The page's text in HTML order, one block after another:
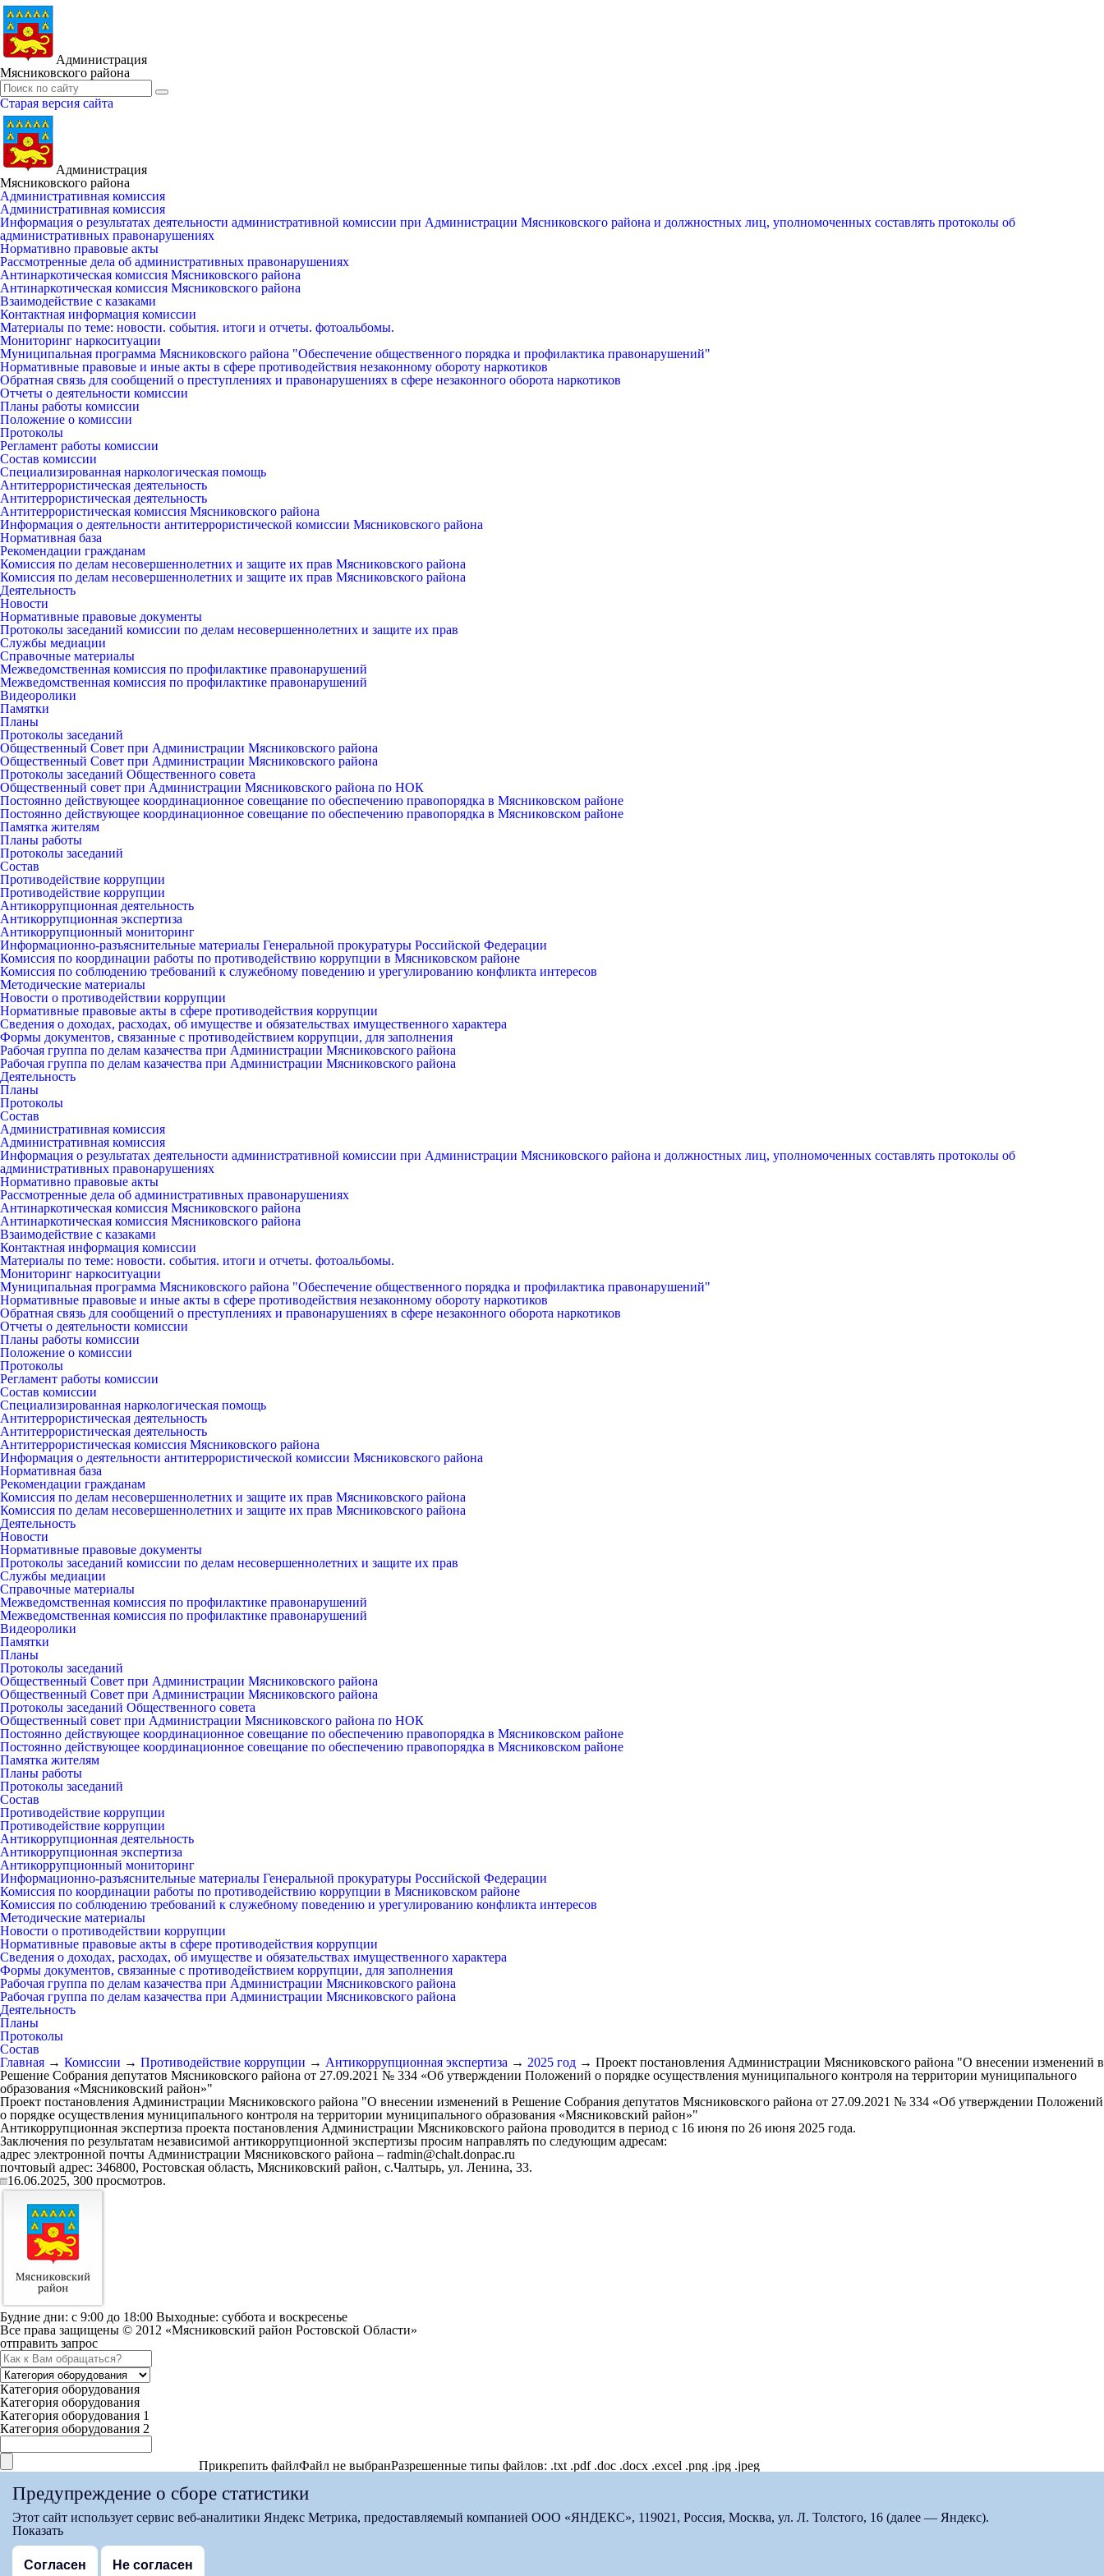
Администрация
Мясниковского района
Старая версия сайта
Администрация
Мясниковского района
Административная комиссия
Административная комиссия
Информация о результатах деятельности административной комиссии при Администрации Мясниковского района и должностных лиц, уполномоченных составлять протоколы об
административных правонарушениях
Нормативно правовые акты
Рассмотренные дела об административных правонарушениях
Антинаркотическая комиссия Мясниковского района
Антинаркотическая комиссия Мясниковского района
Взаимодействие с казаками
Контактная информация комиссии
Материалы по теме: новости. события. итоги и отчеты. фотоальбомы.
Мониторинг наркоситуации
Муниципальная программа Мясниковского района "Обеспечение общественного порядка и профилактика правонарушений"
Нормативные правовые и иные акты в сфере противодействия незаконному обороту наркотиков
Обратная связь для сообщений о преступлениях и правонарушениях в сфере незаконного оборота наркотиков
Отчеты о деятельности комиссии
Планы работы комиссии
Положение о комиссии
Протоколы
Регламент работы комиссии
Состав комиссии
Специализированная наркологическая помощь
Антитеррористическая деятельность
Антитеррористическая деятельность
Антитеррористическая комиссия Мясниковского района
Информация о деятельности антитеррористической комиссии Мясниковского района
Нормативная база
Рекомендации гражданам
Комиссия по делам несовершеннолетних и защите их прав Мясниковского района
Комиссия по делам несовершеннолетних и защите их прав Мясниковского района
Деятельность
Новости
Нормативные правовые документы
Протоколы заседаний комиссии по делам несовершеннолетних и защите их прав
Службы медиации
Справочные материалы
Межведомственная комиссия по профилактике правонарушений
Межведомственная комиссия по профилактике правонарушений
Видеоролики
Памятки
Планы
Протоколы заседаний
Общественный Совет при Администрации Мясниковского района
Общественный Совет при Администрации Мясниковского района
Протоколы заседаний Общественного совета
Общественный совет при Администрации Мясниковского района по НОК
Постоянно действующее координационное совещание по обеспечению правопорядка в Мясниковском районе
Постоянно действующее координационное совещание по обеспечению правопорядка в Мясниковском районе
Памятка жителям
Планы работы
Протоколы заседаний
Состав
Противодействие коррупции
Противодействие коррупции
Антикоррупционная деятельность
Антикоррупционная экспертиза
Антикоррупционный мониторинг
Информационно-разъяснительные материалы Генеральной прокуратуры Российской Федерации
Комиссия по координации работы по противодействию коррупции в Мясниковском районе
Комиссия по соблюдению требований к служебному поведению и урегулированию конфликта интересов
Методические материалы
Новости о противодействии коррупции
Нормативные правовые акты в сфере противодействия коррупции
Сведения о доходах, расходах, об имуществе и обязательствах имущественного характера
Формы документов, связанные с противодействием коррупции, для заполнения
Рабочая группа по делам казачества при Администрации Мясниковского района
Рабочая группа по делам казачества при Администрации Мясниковского района
Деятельность
Планы
Протоколы
Состав
Административная комиссия
Административная комиссия
Информация о результатах деятельности административной комиссии при Администрации Мясниковского района и должностных лиц, уполномоченных составлять протоколы об
административных правонарушениях
Нормативно правовые акты
Рассмотренные дела об административных правонарушениях
Антинаркотическая комиссия Мясниковского района
Антинаркотическая комиссия Мясниковского района
Взаимодействие с казаками
Контактная информация комиссии
Материалы по теме: новости. события. итоги и отчеты. фотоальбомы.
Мониторинг наркоситуации
Муниципальная программа Мясниковского района "Обеспечение общественного порядка и профилактика правонарушений"
Нормативные правовые и иные акты в сфере противодействия незаконному обороту наркотиков
Обратная связь для сообщений о преступлениях и правонарушениях в сфере незаконного оборота наркотиков
Отчеты о деятельности комиссии
Планы работы комиссии
Положение о комиссии
Протоколы
Регламент работы комиссии
Состав комиссии
Специализированная наркологическая помощь
Антитеррористическая деятельность
Антитеррористическая деятельность
Антитеррористическая комиссия Мясниковского района
Информация о деятельности антитеррористической комиссии Мясниковского района
Нормативная база
Рекомендации гражданам
Комиссия по делам несовершеннолетних и защите их прав Мясниковского района
Комиссия по делам несовершеннолетних и защите их прав Мясниковского района
Деятельность
Новости
Нормативные правовые документы
Протоколы заседаний комиссии по делам несовершеннолетних и защите их прав
Службы медиации
Справочные материалы
Межведомственная комиссия по профилактике правонарушений
Межведомственная комиссия по профилактике правонарушений
Видеоролики
Памятки
Планы
Протоколы заседаний
Общественный Совет при Администрации Мясниковского района
Общественный Совет при Администрации Мясниковского района
Протоколы заседаний Общественного совета
Общественный совет при Администрации Мясниковского района по НОК
Постоянно действующее координационное совещание по обеспечению правопорядка в Мясниковском районе
Постоянно действующее координационное совещание по обеспечению правопорядка в Мясниковском районе
Памятка жителям
Планы работы
Протоколы заседаний
Состав
Противодействие коррупции
Противодействие коррупции
Антикоррупционная деятельность
Антикоррупционная экспертиза
Антикоррупционный мониторинг
Информационно-разъяснительные материалы Генеральной прокуратуры Российской Федерации
Комиссия по координации работы по противодействию коррупции в Мясниковском районе
Комиссия по соблюдению требований к служебному поведению и урегулированию конфликта интересов
Методические материалы
Новости о противодействии коррупции
Нормативные правовые акты в сфере противодействия коррупции
Сведения о доходах, расходах, об имуществе и обязательствах имущественного характера
Формы документов, связанные с противодействием коррупции, для заполнения
Рабочая группа по делам казачества при Администрации Мясниковского района
Рабочая группа по делам казачества при Администрации Мясниковского района
Деятельность
Планы
Протоколы
Состав
Главная → Комиссии → Противодействие коррупции → Антикоррупционная экспертиза → 2025 год → Проект постановления Администрации Мясниковского района "О внесении изменений в
Решение Собрания депутатов Мясниковского района от 27.09.2021 № 334 «Об утверждении Положений о порядке осуществления муниципального контроля на территории муниципального
образования «Мясниковский район»"
Проект постановления Администрации Мясниковского района "О внесении изменений в Решение Собрания депутатов Мясниковского района от 27.09.2021 № 334 «Об утверждении Положений
о порядке осуществления муниципального контроля на территории муниципального образования «Мясниковский район»"
Антикоррупционная экспертиза проекта постановления Администрации Мясниковского района проводится в период с 16 июня по 26 июня 2025 года.
Заключения по результатам независимой антикоррупционной экспертизы просим направлять по следующим адресам:
адрес электронной почты Администрации Мясниковского района – radmin@chalt.donpac.ru
почтовый адрес: 346800, Ростовская область, Мясниковский район, с.Чалтырь, ул. Ленина, 33.
16.06.2025, 300 просмотров.
Будние дни: c 9:00 до 18:00 Выходные: суббота и воскресенье
Все права защищены © 2012 «Мясниковский район Ростовской Области»
отправить запрос
Категория оборудования
Категория оборудования
Категория оборудования 1
Категория оборудования 2
Прикрепить файлФайл не выбранРазрешенные типы файлов: .txt .pdf .doc .docx .excel .png .jpg .jpeg
Согласен с условиямиПолитики конфиденциальности
спасибо за заявку
Мы свяжемся с вами в ближайшее время
на страницу
Предупреждение о сборе статистики
Этот сайт использует сервис веб-аналитики Яндекс Метрика, предоставляемый компанией ООО «ЯНДЕКС», 119021, Россия, Москва, ул. Л. Толстого, 16 (далее — Яндекс).
Показать
Согласен Не согласен